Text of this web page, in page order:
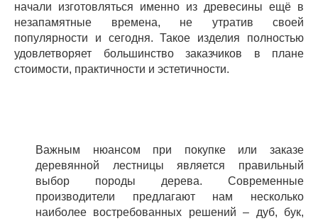
начали изготовляться именно из древесины ещё в
незапамятные времена, не утратив своей
популярности и сегодня. Такое изделия полностью
удовлетворяет большинство заказчиков в плане
стоимости, практичности и эстетичности.
Важным нюансом при покупке или заказе
деревянной лестницы является правильный
выбор породы дерева. Современные
производители предлагают нам несколько
наиболее востребованных решений – дуб, бук,